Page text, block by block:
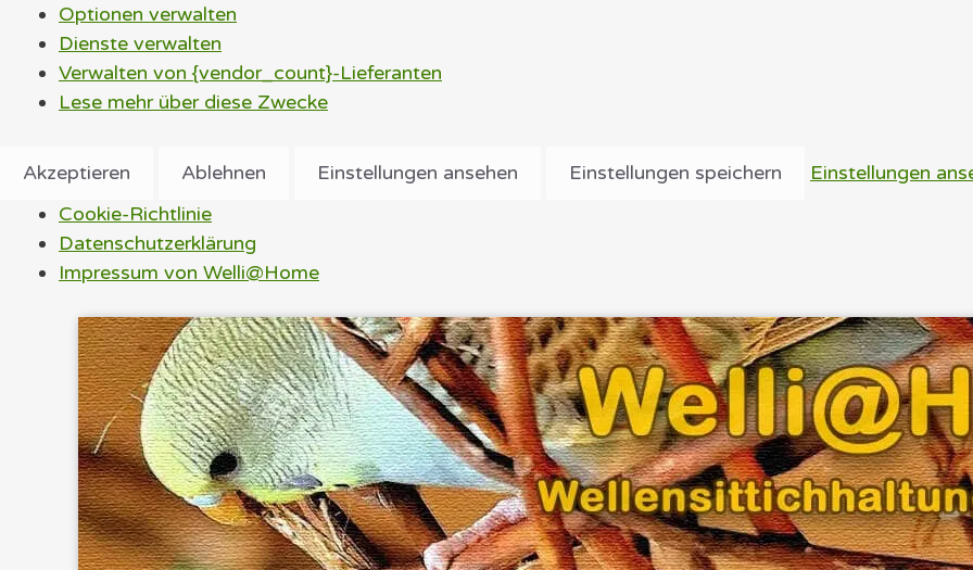
Optionen verwalten
Dienste verwalten
Verwalten von {vendor_count}-Lieferanten
Lese mehr über diese Zwecke
Akzeptieren Ablehnen Einstellungen ansehen Einstellungen speichern
Einstellungen
Cookie-Richtlinie
Datenschutzerklärung
Impressum von Welli@Home